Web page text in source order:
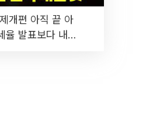
개편 아직 끝 아
율 발표보다 내릴